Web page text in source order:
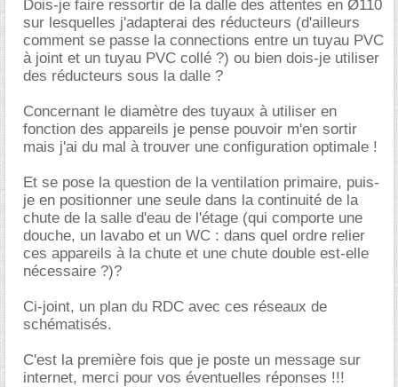
Dois-je faire ressortir de la dalle des attentes en Ø110
sur lesquelles j'adapterai des réducteurs (d'ailleurs
comment se passe la connections entre un tuyau PVC
à joint et un tuyau PVC collé ?) ou bien dois-je utiliser
des réducteurs sous la dalle ?
Concernant le diamètre des tuyaux à utiliser en
fonction des appareils je pense pouvoir m'en sortir
mais j'ai du mal à trouver une configuration optimale !
Et se pose la question de la ventilation primaire, puis-
je en positionner une seule dans la continuité de la
chute de la salle d'eau de l'étage (qui comporte une
douche, un lavabo et un WC : dans quel ordre relier
ces appareils à la chute et une chute double est-elle
nécessaire ?)?
Ci-joint, un plan du RDC avec ces réseaux de
schématisés.
C'est la première fois que je poste un message sur
internet, merci pour vos éventuelles réponses !!!